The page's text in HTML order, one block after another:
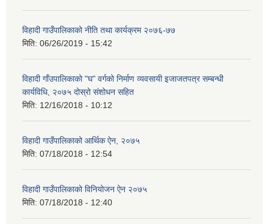
विहादी गाउँपालिकाको नीति तथा कार्यक्रम २०७६-७७
मिति: 06/26/2019 - 15:42
विहादी गाँउपालिकाको "घ" वर्गको निर्माण व्यवसायी इजाजतपत्र सम्बन्धी
कार्यविधि, २०७५ दोस्रो संशोधन सहित
मिति: 12/16/2018 - 10:12
विहादी गाउँपालिकाको आर्थिक ऐन, २०७५
मिति: 07/18/2018 - 12:54
विहादी गाउँपालिकाको विनियोजन ऐन २०७५
मिति: 07/18/2018 - 12:40